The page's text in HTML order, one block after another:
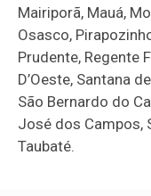
Mairiporã, Mauá,
Osasco,
Prudente, Regente
D’Oeste, Santana
São Bernardo do
José dos Campos,
Taubaté.